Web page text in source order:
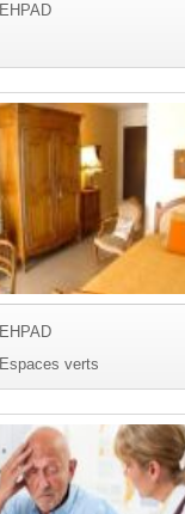
EHPAD
EHPAD
Espaces verts